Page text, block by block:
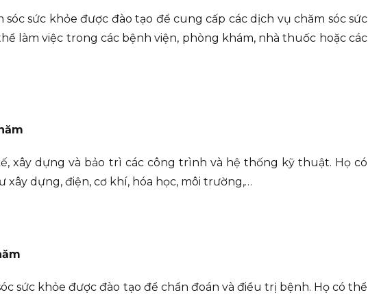
sức khỏe được đào tạo để cung cấp các dịch vụ chăm sóc sức
làm việc trong các bệnh viện, phòng khám, nhà thuốc hoặc các
xây dựng và bảo trì các công trình và hệ thống kỹ thuật. Họ có
dựng, điện, cơ khí, hóa học, môi trường,…
sức khỏe được đào tạo để chẩn đoán và điều trị bệnh. Họ có thể